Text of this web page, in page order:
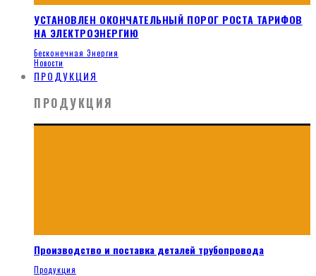
УСТАНОВЛЕН ОКОНЧАТЕЛЬНЫЙ ПОРОГ РОСТА ТАРИФОВ
НА ЭЛЕКТРОЭНЕРГИЮ
Бесконечная Энергия
Новости
ПРОДУКЦИЯ
ПРОДУКЦИЯ
Производство и поставка деталей трубопровода
Продукция